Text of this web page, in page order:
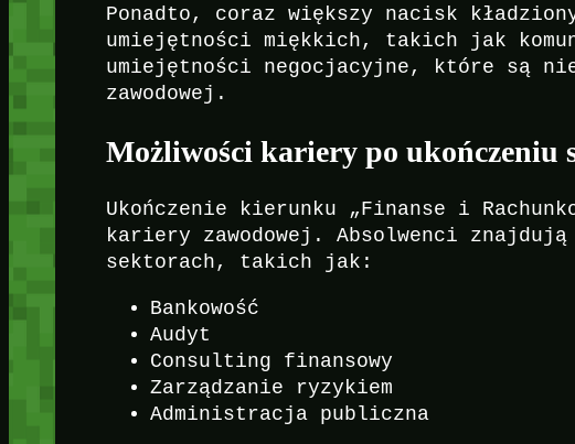
Ponadto, coraz większy nacisk
umiejętności miękkich, takich jak
umiejętności negocjacyjne, które są
zawodowej.
Możliwości kariery po ukończeniu
Ukończenie kierunku „Finanse i
kariery zawodowej. Absolwenci
sektorach, takich jak:
Bankowość
Audyt
Consulting finansowy
Zarządzanie ryzykiem
Administracja publiczna